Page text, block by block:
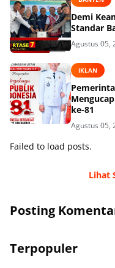
Demi
Standar
Agustus 05,
IKLAN
ke-81
Agustus 05,
Failed to load posts.
Lihat
Posting
Terpopuler